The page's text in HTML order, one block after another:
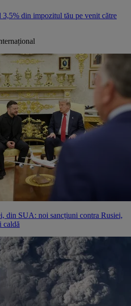
din impozitul tău pe venit către
din SUA: noi sancțiuni contra Rusiei,
caldă